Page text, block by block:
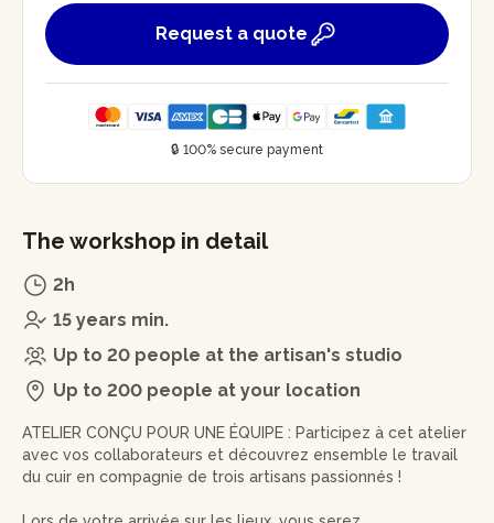
Request a quote
🔒 100% secure payment
The workshop in detail
2h
15 years min.
Up to 20 people at the artisan's studio
Up to 200 people at your location
ATELIER CONÇU POUR UNE ÉQUIPE : Participez à cet atelier
avec vos collaborateurs et découvrez ensemble le travail
du cuir en compagnie de trois artisans passionnés !